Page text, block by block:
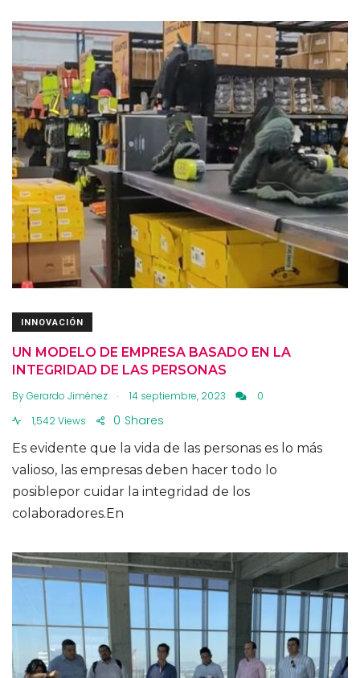
INNOVACIÓN
UN MODELO DE EMPRESA BASADO EN LA
INTEGRIDAD DE LAS PERSONAS
ByGerardo Jiménez . 14 septiembre, 2023
0
1,542 Views
Shares
0
Es evidente que la vida de las personas es lo más
valioso, las empresas deben hacer todo lo
posiblepor cuidar la integridad de los
colaboradores.En